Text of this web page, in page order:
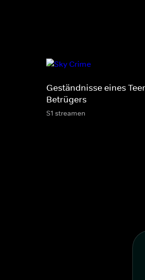
Geständnisse eines
Betrügers
S1 streamen